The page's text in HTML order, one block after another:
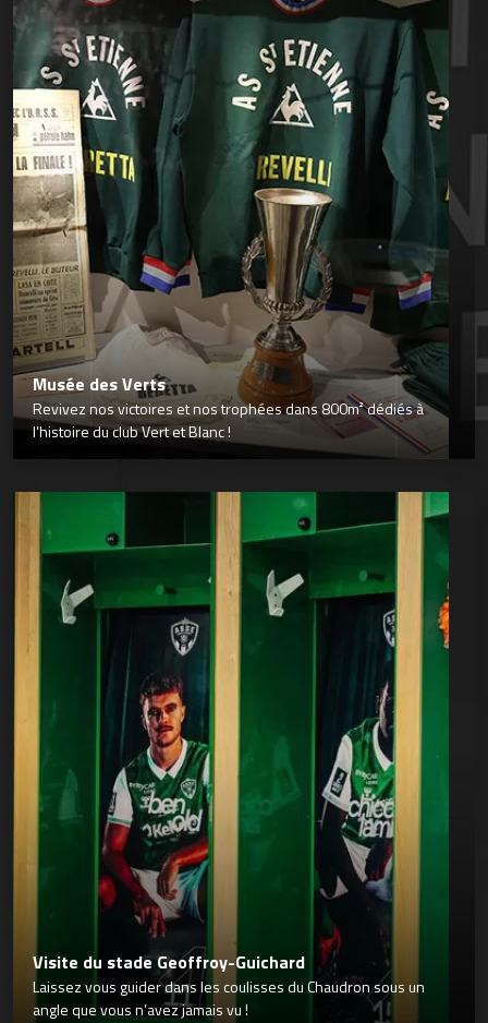
Musée des Verts
Revivez nos victoires et nos trophées dans 800m² dédiés à
l’histoire du club Vert et Blanc !
Visite du stade Geoffroy-Guichard
Laissez vous guider dans les coulisses du Chaudron sous un
angle que vous n’avez jamais vu !